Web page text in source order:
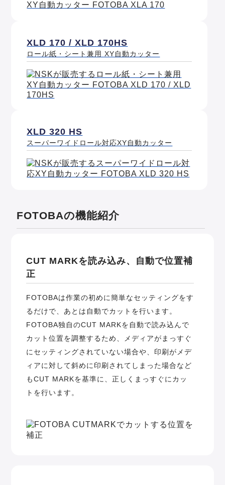
XLD 170 / XLD 170HS
ロール紙・シート兼用 XY自動カッター
XLD 320 HS
スーパーワイドロール対応XY自動カッター
FOTOBAの機能紹介
CUT MARKを読み込み、自動で位置補
正
FOTOBAは作業の初めに簡単なセッティングをす
るだけで、あとは自動でカットを行います。
FOTOBA独自のCUT MARKを自動で読み込んで
カット位置を調整するため、メディアがまっすぐ
にセッティングされていない場合や、印刷がメデ
ィアに対して斜めに印刷されてしまった場合など
もCUT MARKを基準に、正しくまっすぐにカッ
トを行います。